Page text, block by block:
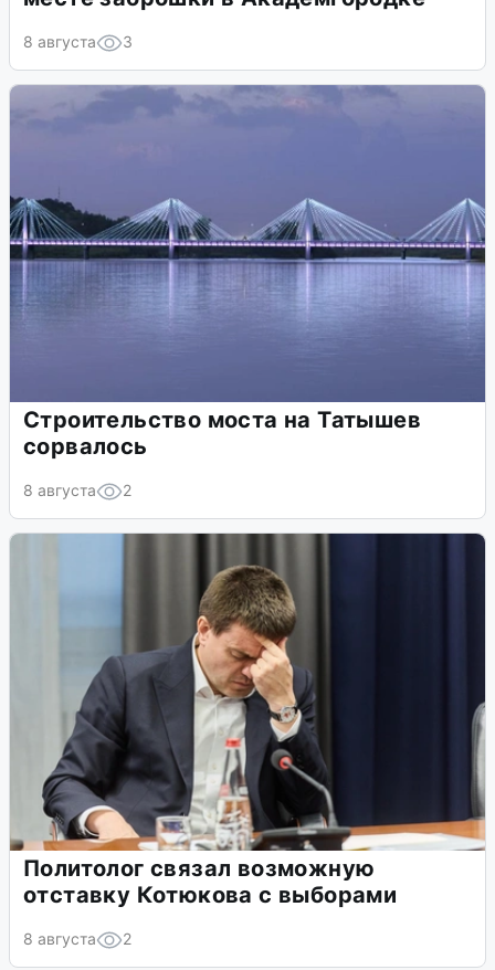
8 августа 3
Строительство моста на Татышев
сорвалось
8 августа 2
Политолог связал возможную
отставку Котюкова с выборами
8 августа 2